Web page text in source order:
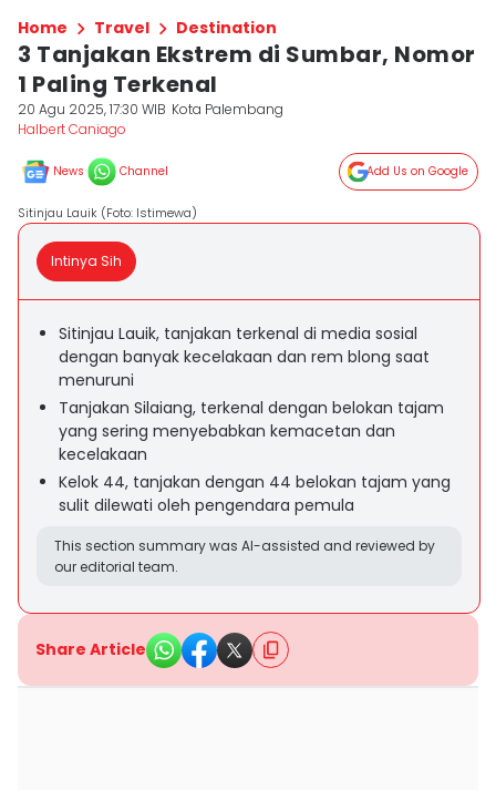
Home Travel Destination
3 Tanjakan Ekstrem di Sumbar, Nomor
1 Paling Terkenal
20 Agu 2025, 17:30 WIB Kota Palembang
Halbert Caniago
News Channel Add Us on Google
Sitinjau Lauik (Foto: Istimewa)
Intinya Sih
Sitinjau Lauik, tanjakan terkenal di media sosial
dengan banyak kecelakaan dan rem blong saat
menuruni
Tanjakan Silaiang, terkenal dengan belokan tajam
yang sering menyebabkan kemacetan dan
kecelakaan
Kelok 44, tanjakan dengan 44 belokan tajam yang
sulit dilewati oleh pengendara pemula
This section summary was AI-assisted and reviewed by
our editorial team.
Share Article